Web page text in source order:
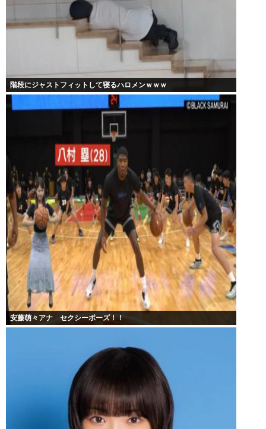
階段にジャストフィットして寝るハロメンｗｗｗ
安藤萌々アナ セクシーポーズ！！